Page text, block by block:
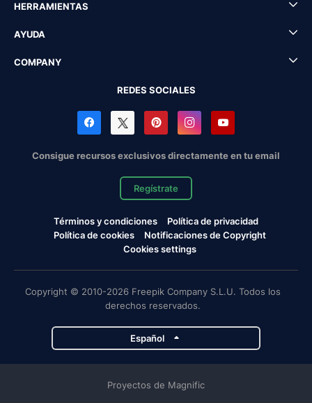
HERRAMIENTAS
AYUDA
COMPANY
REDES SOCIALES
Consigue recursos exclusivos directamente en tu email
Regístrate
Términos y condiciones
Política de privacidad
Política de cookies
Notificaciones de Copyright
Cookies settings
Copyright © 2010-2026 Freepik Company S.L.U. Todos los
derechos reservados.
Español
Proyectos de Magnific